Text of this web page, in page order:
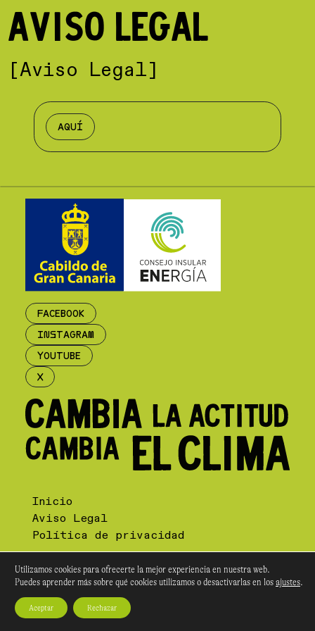
AVISO LEGAL
[Aviso Legal]
AQUÍ
FACEBOOK
INSTAGRAM
YOUTUBE
X
Inicio
Aviso Legal
Política de privacidad
Utilizamos cookies para ofrecerte la mejor experiencia en nuestra web.
Puedes aprender más sobre qué cookies utilizamos o desactivarlas en losajustes.
Aceptar Rechazar